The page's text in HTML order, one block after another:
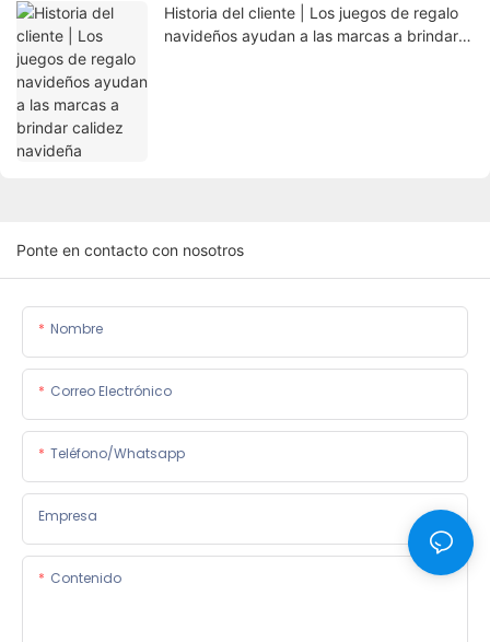
Historia del cliente | Los juegos de regalo
navideños ayudan a las marcas a brindar
Ponte en contacto con nosotros
Nombre
Correo Electrónico
Teléfono/whatsapp
Empresa
Contenido